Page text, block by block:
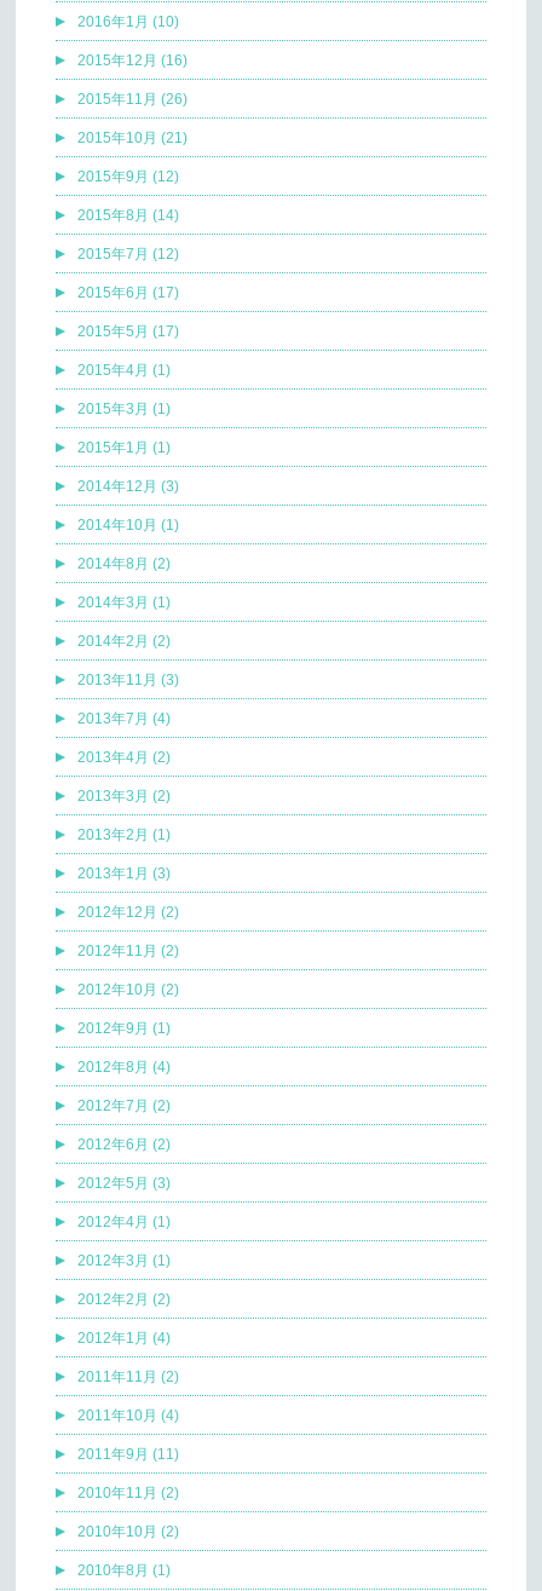
2016年1月 (10)
2015年12月 (16)
2015年11月 (26)
2015年10月 (21)
2015年9月 (12)
2015年8月 (14)
2015年7月 (12)
2015年6月 (17)
2015年5月 (17)
2015年4月 (1)
2015年3月 (1)
2015年1月 (1)
2014年12月 (3)
2014年10月 (1)
2014年8月 (2)
2014年3月 (1)
2014年2月 (2)
2013年11月 (3)
2013年7月 (4)
2013年4月 (2)
2013年3月 (2)
2013年2月 (1)
2013年1月 (3)
2012年12月 (2)
2012年11月 (2)
2012年10月 (2)
2012年9月 (1)
2012年8月 (4)
2012年7月 (2)
2012年6月 (2)
2012年5月 (3)
2012年4月 (1)
2012年3月 (1)
2012年2月 (2)
2012年1月 (4)
2011年11月 (2)
2011年10月 (4)
2011年9月 (11)
2010年11月 (2)
2010年10月 (2)
2010年8月 (1)